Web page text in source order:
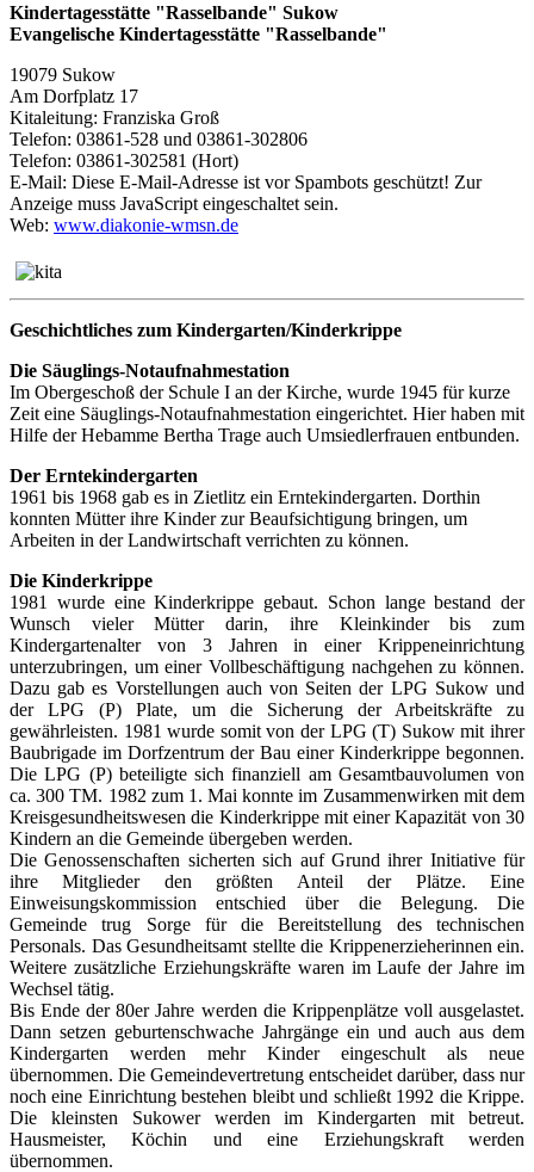
Kindertagesstätte "Rasselbande" Sukow
Evangelische Kindertagesstätte "Rasselbande"
19079 Sukow
Am Dorfplatz 17
Kitaleitung: Franziska Groß
Telefon: 03861-528 und 03861-302806
Telefon: 03861-302581 (Hort)
E-Mail: Diese E-Mail-Adresse ist vor Spambots geschützt! Zur
Anzeige muss JavaScript eingeschaltet sein.
Web: www.diakonie-wmsn.de
Geschichtliches zum Kindergarten/Kinderkrippe
Die Säuglings-Notaufnahmestation
Im Obergeschoß der Schule I an der Kirche, wurde 1945 für kurze
Zeit eine Säuglings-Notaufnahmestation eingerichtet. Hier haben mit
Hilfe der Hebamme Bertha Trage auch Umsiedlerfrauen entbunden.
Der Erntekindergarten
1961 bis 1968 gab es in Zietlitz ein Erntekindergarten. Dorthin
konnten Mütter ihre Kinder zur Beaufsichtigung bringen, um
Arbeiten in der Landwirtschaft verrichten zu können.
Die Kinderkrippe
1981 wurde eine Kinderkrippe gebaut. Schon lange bestand der
Wunsch vieler Mütter darin, ihre Kleinkinder bis zum
Kindergartenalter von 3 Jahren in einer Krippeneinrichtung
unterzubringen, um einer Vollbeschäftigung nachgehen zu können.
Dazu gab es Vorstellungen auch von Seiten der LPG Sukow und
der LPG (P) Plate, um die Sicherung der Arbeitskräfte zu
gewährleisten. 1981 wurde somit von der LPG (T) Sukow mit ihrer
Baubrigade im Dorfzentrum der Bau einer Kinderkrippe begonnen.
Die LPG (P) beteiligte sich finanziell am Gesamtbauvolumen von
ca. 300 TM. 1982 zum 1. Mai konnte im Zusammenwirken mit dem
Kreisgesundheitswesen die Kinderkrippe mit einer Kapazität von 30
Kindern an die Gemeinde übergeben werden.
Die Genossenschaften sicherten sich auf Grund ihrer Initiative für
ihre Mitglieder den größten Anteil der Plätze. Eine
Einweisungskommission entschied über die Belegung. Die
Gemeinde trug Sorge für die Bereitstellung des technischen
Personals. Das Gesundheitsamt stellte die Krippenerzieherinnen ein.
Weitere zusätzliche Erziehungskräfte waren im Laufe der Jahre im
Wechsel tätig.
Bis Ende der 80er Jahre werden die Krippenplätze voll ausgelastet.
Dann setzen geburtenschwache Jahrgänge ein und auch aus dem
Kindergarten werden mehr Kinder eingeschult als neue
übernommen. Die Gemeindevertretung entscheidet darüber, dass nur
noch eine Einrichtung bestehen bleibt und schließt 1992 die Krippe.
Die kleinsten Sukower werden im Kindergarten mit betreut.
Hausmeister, Köchin und eine Erziehungskraft werden
übernommen.